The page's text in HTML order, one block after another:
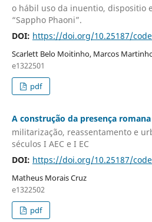
o hábil uso da inuentio, dispositio
“Sappho Phaoni”.
DOI: https://doi.org/10.25187/
Scarlett Belo Moitinho, Marcos
e1322501
pdf
A construção da presença
militarização, reassentamento e
séculos I AEC e I EC
DOI: https://doi.org/10.25187/
Matheus Morais Cruz
e1322502
pdf